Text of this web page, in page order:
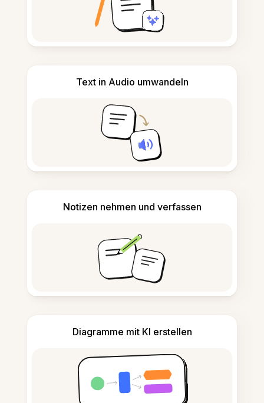
Text in Audio umwandeln
Notizen nehmen und verfassen
Diagramme mit KI erstellen